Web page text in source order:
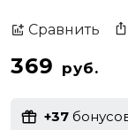
Сравнить
369 руб.
+37